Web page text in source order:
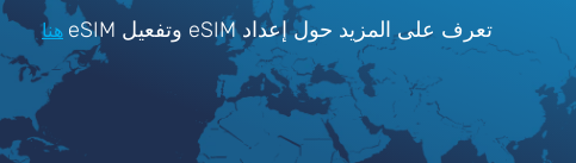
تعرف على المزيد حول إعداد eSIM وتفعيل eSIM هنا